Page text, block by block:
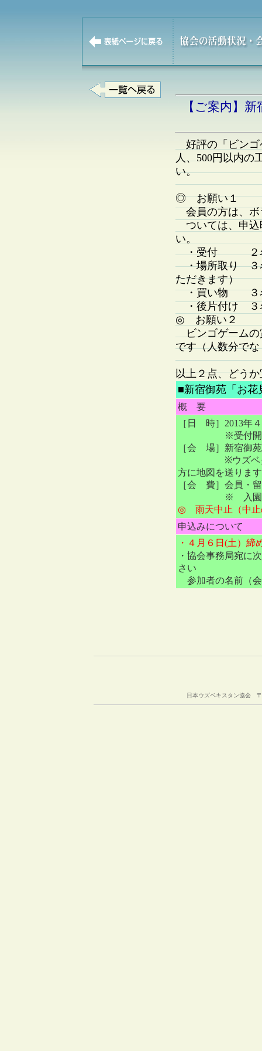
【ご案内】
好評の「ビン
人、500円以内の
い。
◎ お願い１
会員の方は、ボ
ついては、申込
い。
・受付 ２
・場所取り ３名
ただきます）
・買い物 ３
・後片付け ３
◎ お願い２
ビンゴゲームの
です（人数分で
以上２点、どう
■新宿御苑「お花
概 要
［日 時］2013年
※受付開始は
［会 場］新宿御
※ウズベクの国
方に地図を送りま
［会 費］会員・
※ 入園料・
◎ 雨天中止（中止
申込みについて
・４月６日(土）締
・協会事務局宛に
さい
参加者の名前（
日本ウズベキスタン協会